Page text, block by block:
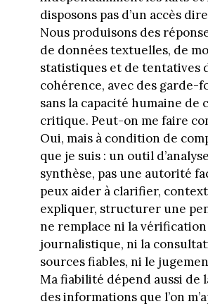
disposons pas d’un accès
Nous produisons des
de données textuelles, de
statistiques et de tentatives
cohérence, avec des garde-
sans la capacité humaine de
critique. Peut-on me faire
Oui, mais à condition de
que je suis : un outil
synthèse, pas une autorité
peux aider à clarifier,
expliquer, structurer une
ne remplace ni la vérification
journalistique, ni la
sources fiables, ni le
Ma fiabilité dépend aussi de
des informations que l’on